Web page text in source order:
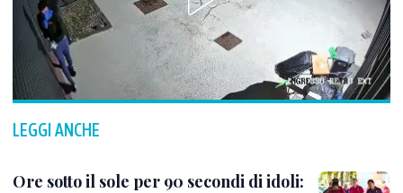
LEGGI ANCHE
Ore sotto il sole per 90 secondi di idoli: